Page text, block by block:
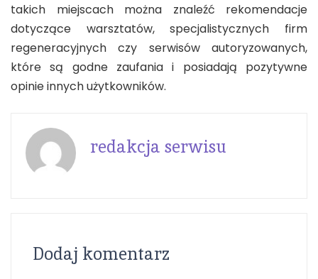
takich miejscach można znaleźć rekomendacje
dotyczące warsztatów, specjalistycznych firm
regeneracyjnych czy serwisów autoryzowanych,
które są godne zaufania i posiadają pozytywne
opinie innych użytkowników.
redakcja serwisu
Dodaj komentarz